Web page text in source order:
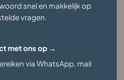
snel en makkelijk op
vragen.
met ons op →
via WhatsApp, mail